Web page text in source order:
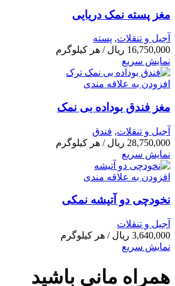
مغز پسته نمک دریایی
آجیل و تنقلات, پسته
16,750,000 ریال / هر کیلوگرم
نمایش سریع
افزودن به علاقه مندی
مغز فندق بوداده بی نمک
آجیل و تنقلات, فندق
28,750,000 ریال / هر کیلوگرم
نمایش سریع
افزودن به علاقه مندی
نخودچی دو آتیشه نمکی
آجیل و تنقلات
3,640,000 ریال / هر کیلوگرم
نمایش سریع
همراه مانی باشید